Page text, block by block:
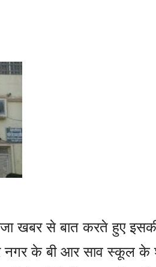
खबर से बात करते हुए
नगर के बी आर साव स्कूल